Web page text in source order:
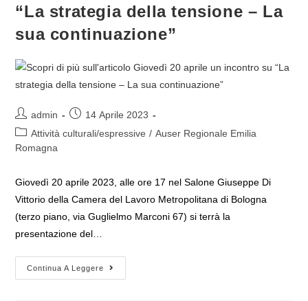
E
Le
Origini
Della
Tensione”
Giovanni
“La strategia della tensione – La
sua continuazione”
Autore
dell'articolo:
admin
Articolo
pubblicato:
14 Aprile 2023
Categoria
dell'articolo:
Attività culturali/espressive / Auser Regionale Emilia
Romagna
Giovedì 20 aprile 2023, alle ore 17 nel Salone Giuseppe Di
Vittorio della Camera del Lavoro Metropolitana di Bologna
(terzo piano, via Guglielmo Marconi 67) si terrà la
presentazione del…
Continua A Leggere
Giovedì
20